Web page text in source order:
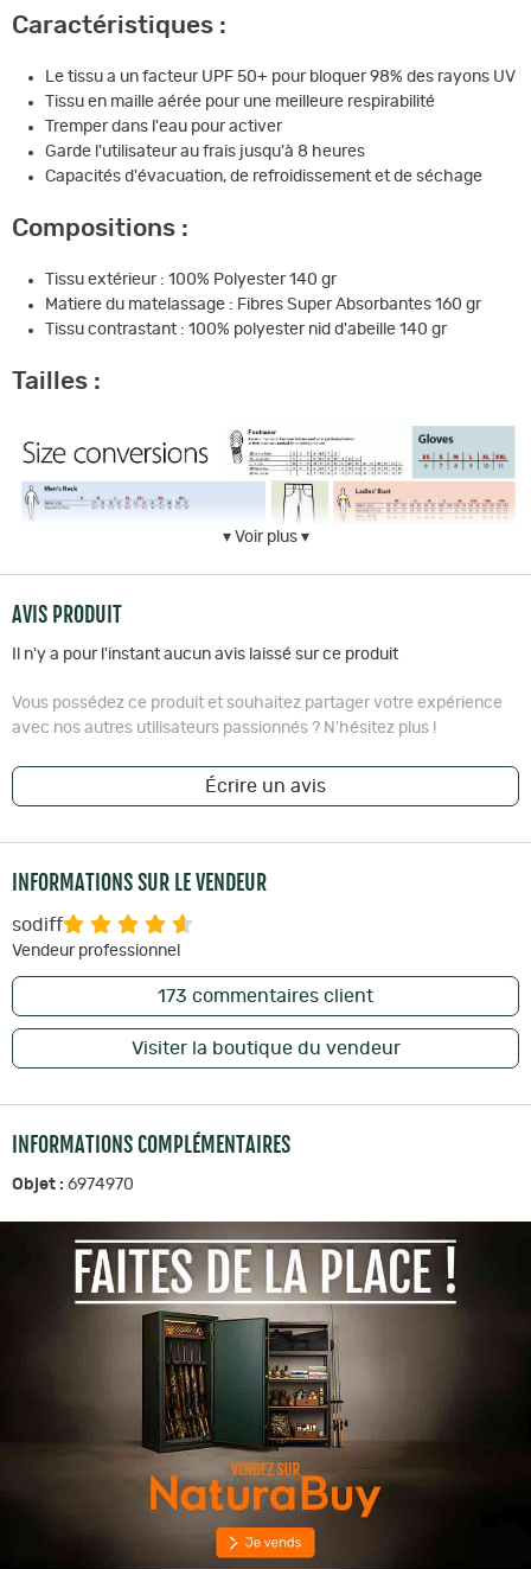
Caractéristiques :
Le tissu a un facteur UPF 50+ pour bloquer 98% des rayons UV
Tissu en maille aérée pour une meilleure respirabilité
Tremper dans l'eau pour activer
Garde l'utilisateur au frais jusqu'à 8 heures
Capacités d'évacuation, de refroidissement et de séchage
Compositions :
Tissu extérieur : 100% Polyester 140 gr
Matiere du matelassage : Fibres Super Absorbantes 160 gr
Tissu contrastant : 100% polyester nid d'abeille 140 gr
Tailles :
Détails techniques :
Collection
Couleur: Jaune
: Fibres Super Absorbantes 160g
Nous avons aimé :: Gilet polyvalent à porter au travail comme
Poids: 366 gr
Longueur de manches
sèchage en machine
Procédé de rafraîchissement: Par évaporation après trempage
dans l'eau fraîche
▾ Voir plus ▾
AVIS PRODUIT
Il n'y a pour l'instant aucun avis laissé sur ce produit
Vous possédez ce produit et souhaitez partager votre expérience
avec nos autres utilisateurs passionnés ? N'hésitez plus !
Écrire un avis
INFORMATIONS SUR LE VENDEUR
sodiff
Vendeur professionnel
173 commentaires client
Visiter la boutique du vendeur
INFORMATIONS COMPLÉMENTAIRES
Objet : 6974970